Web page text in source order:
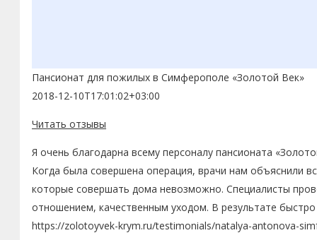
Пансионат для пожилых в Симферополе «Золотой Век»
2018-12-10T17:01:02+03:00
Читать отзывы
Я очень благодарна всему персоналу пансионата
Когда была совершена операция, врачи нам объяснили
которые совершать дома невозможно. Специалисты
отношением, качественным уходом. В результате
https://zolotoyvek-krym.ru/testimonials/natalya-antonova-